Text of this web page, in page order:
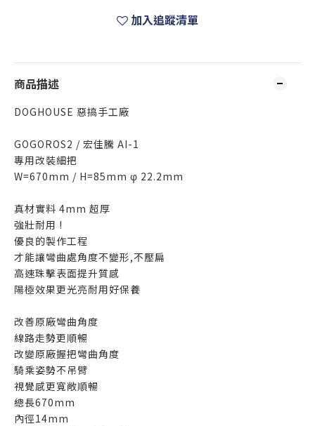
加入追蹤清單
商品描述
DOGHOUSE 惡搞手工廠
GOGOROS2 / 宏佳騰 AI-1
專用改裝細把
W=670mm / H=85mm φ 22.2mm
真材實料 4mm 超厚
強壯耐用 !
優良的製作工程
才能讓彎曲處角度不變形,不壓扁
高速珠擊表面提升質感
陽極效果更光亮耐用好保養
改善原廠彎曲角度
線路走勢更順暢
改變原廠握把彎曲角度
騎乘姿勢不吊臂
視覺感更寬敞順暢
總長670mm
內徑14mm